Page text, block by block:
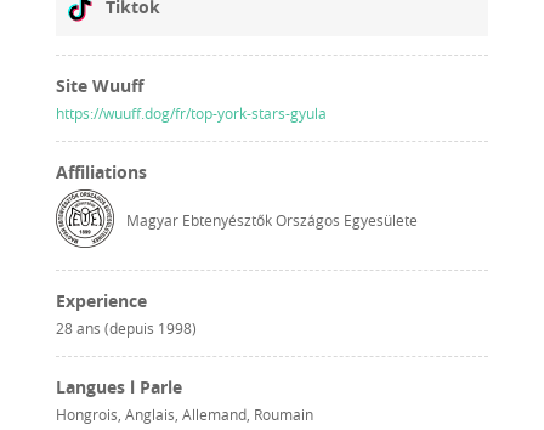
Tiktok
Site Wuuff
https://wuuff.dog/fr/top-york-stars-gyula
Affiliations
Magyar Ebtenyésztők Országos Egyesülete
Experience
28 ans (depuis 1998)
Langues l Parle
Hongrois, Anglais, Allemand, Roumain